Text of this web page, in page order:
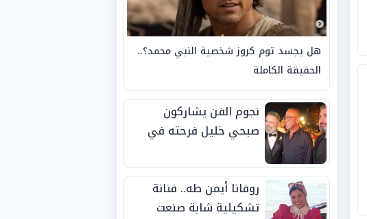
هل يجسد توم كروز شخصية النبي محمد؟..
الحقيقة الكاملة
نجوم الفن يشاركون
صبحي خليل فرحته في
روفانا أيمن طه.. فنانة
تشكيلية شابة صنعت